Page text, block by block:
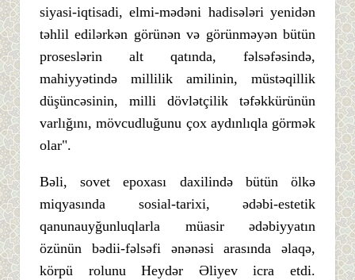
siyasi-iqtisadi, elmi-mədəni hadisələri yenidən
təhlil edilərkən görünən və görünməyən bütün
proseslərin alt qatında, fəlsəfəsində,
mahiyyətində millilik amilinin, müstəqillik
düşüncəsinin, milli dövlətçilik təfəkkürünün
varlığını, mövcudluğunu çox aydınlıqla görmək
olar".
Bəli, sovet epoxası daxilində bütün ölkə
miqyasında sosial-tarixi, ədəbi-estetik
qanunauyğunluqlarla müasir ədəbiyyatın
özünün bədii-fəlsəfi ənənəsi arasında əlaqə,
körpü rolunu Heydər Əliyev icra etdi.